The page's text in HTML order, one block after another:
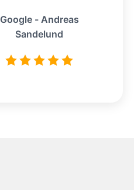
Google - Andreas
Sandelund